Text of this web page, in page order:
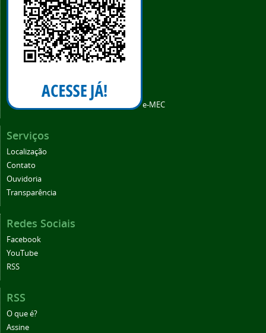
e-MEC
Serviços
Localização
Contato
Ouvidoria
Transparência
Redes Sociais
Facebook
YouTube
RSS
RSS
O que é?
Assine